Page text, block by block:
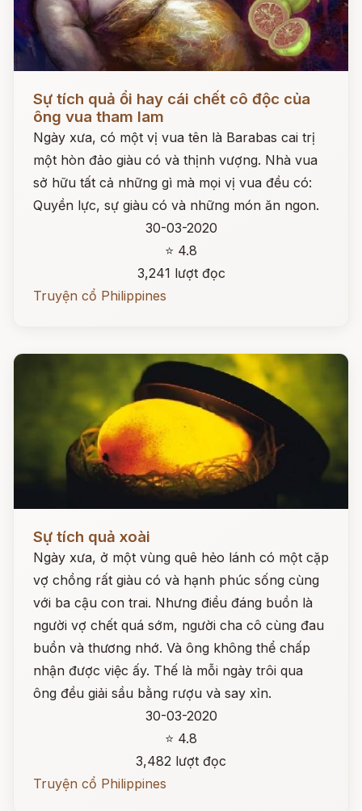
Sự tích quả ổi hay cái chết cô độc của
ông vua tham lam
Ngày xưa, có một vị vua tên là Barabas cai trị
một hòn đảo giàu có và thịnh vượng. Nhà vua
sở hữu tất cả những gì mà mọi vị vua đều có:
Quyền lực, sự giàu có và những món ăn ngon.
30-03-2020
⭐ 4.8
3,241 lượt đọc
Truyện cổ Philippines
Sự tích quả xoài
Ngày xưa, ở một vùng quê hẻo lánh có một cặp
vợ chồng rất giàu có và hạnh phúc sống cùng
với ba cậu con trai. Nhưng điều đáng buồn là
người vợ chết quá sớm, người cha cô cùng đau
buồn và thương nhớ. Và ông không thể chấp
nhận được việc ấy. Thế là mỗi ngày trôi qua
ông đều giải sầu bằng rượu và say xỉn.
30-03-2020
⭐ 4.8
3,482 lượt đọc
Truyện cổ Philippines